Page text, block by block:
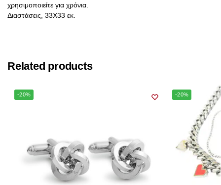
χρησιμοποιείτε για χρόνια.
Διαστάσεις, 33X33 εκ.
Related products
-20% -20%